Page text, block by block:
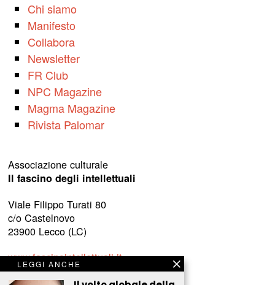
Chi siamo
Manifesto
Collabora
Newsletter
FR Club
NPC Magazine
Magma Magazine
Rivista Palomar
Associazione culturale
Il fascino degli intellettuali
Viale Filippo Turati 80
c/o Castelnovo
23900 Lecco (LC)
www.fascinointellettuali.it
info[at]fascinointellettuali.it
LEGGI ANCHE